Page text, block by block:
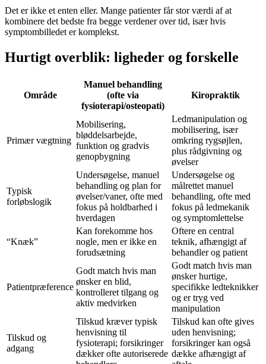
Det er ikke et enten eller. Mange patienter får stor værdi af at
kombinere det bedste fra begge verdener over tid, især hvis
symptombilledet er komplekst.
Hurtigt overblik: ligheder og forskelle
Område
Manuel behandling
(ofte via
fysioterapi/osteopati)
Kiropraktik
Primær vægtning
Mobilisering,
bløddelsarbejde,
funktion og gradvis
genopbygning
Ledmanipulation og
mobilisering, især
omkring rygsøjlen,
plus rådgivning og
øvelser
Typisk
forløbslogik
Undersøgelse, manuel
behandling og plan for
øvelser/vaner, ofte med
fokus på holdbarhed i
hverdagen
Undersøgelse og
målrettet manuel
behandling, ofte med
fokus på ledmekanik
og symptomlettelse
“Knæk”
Kan forekomme hos
nogle, men er ikke en
forudsætning
Oftere en central
teknik, afhængigt af
behandler og patient
Patientpræference
Godt match hvis man
ønsker en blid,
kontrolleret tilgang og
aktiv medvirken
Godt match hvis man
ønsker hurtige,
specifikke ledteknikker
og er tryg ved
manipulation
Tilskud og
adgang
Tilskud kræver typisk
henvisning til
fysioterapi; forsikringer
dækker ofte autoriserede
Tilskud kan ofte gives
uden henvisning;
forsikringer kan også
dække afhængigt af